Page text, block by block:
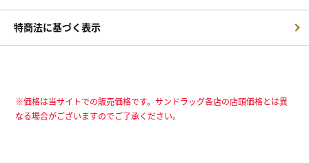
特商法に基づく表示
※価格は当サイトでの販売価格です。サンドラッグ各店の店頭価格とは異
なる場合がございますのでご了承ください。